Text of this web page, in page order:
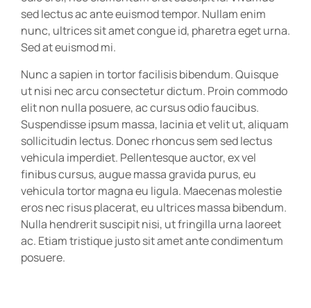
sed lectus ac ante euismod tempor. Nullam enim
nunc, ultrices sit amet congue id, pharetra eget urna.
Sed at euismod mi.
Nunc a sapien in tortor facilisis bibendum. Quisque
ut nisi nec arcu consectetur dictum. Proin commodo
elit non nulla posuere, ac cursus odio faucibus.
Suspendisse ipsum massa, lacinia et velit ut, aliquam
sollicitudin lectus. Donec rhoncus sem sed lectus
vehicula imperdiet. Pellentesque auctor, ex vel
finibus cursus, augue massa gravida purus, eu
vehicula tortor magna eu ligula. Maecenas molestie
eros nec risus placerat, eu ultrices massa bibendum.
Nulla hendrerit suscipit nisi, ut fringilla urna laoreet
ac. Etiam tristique justo sit amet ante condimentum
posuere.